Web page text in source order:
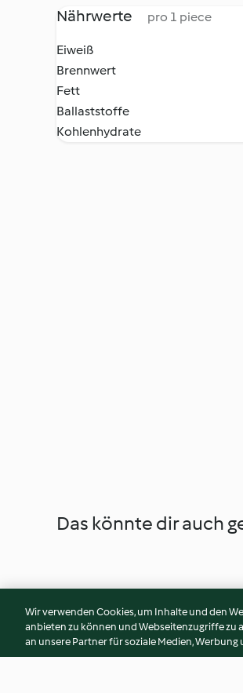
Nährwerte pro 1 piece
Eiweiß
Brennwert
Fett
Ballaststoffe
Kohlenhydrate
Das könnte dir auch
Wir verwenden Cookies, um Inhalte und den
anbieten zu können und Webseitenzugriffe
an unsere Partner für soziale Medien, Werbung